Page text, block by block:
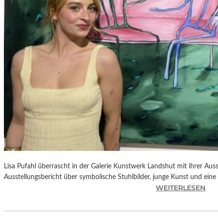
E
D
R
O
L
M
O
D
Ó
V
A
R
S
E
U
E
F
Lisa Pufahl überrascht in der Galerie Kunstwerk Landshut mit ihrer
Ausstellungsbericht über symbolische Stuhlbilder, junge Kunst und
WEITERLESEN
I